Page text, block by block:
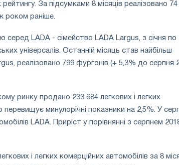
За підсумками 8 місяців реалізовано 74
роком раніше.
серед LADA - сімейство LADA Largus, з січня по
універсалів. Останній місяць став найбільш
реалізовано 799 фургонів (+ 5,3% до серпня
ринку продано 233 684 легкових і легких
минулорічні показники на 2,5%. У
LADA. Приріст у порівнянні з серпнем
і легких комерційних автомобілів за 8